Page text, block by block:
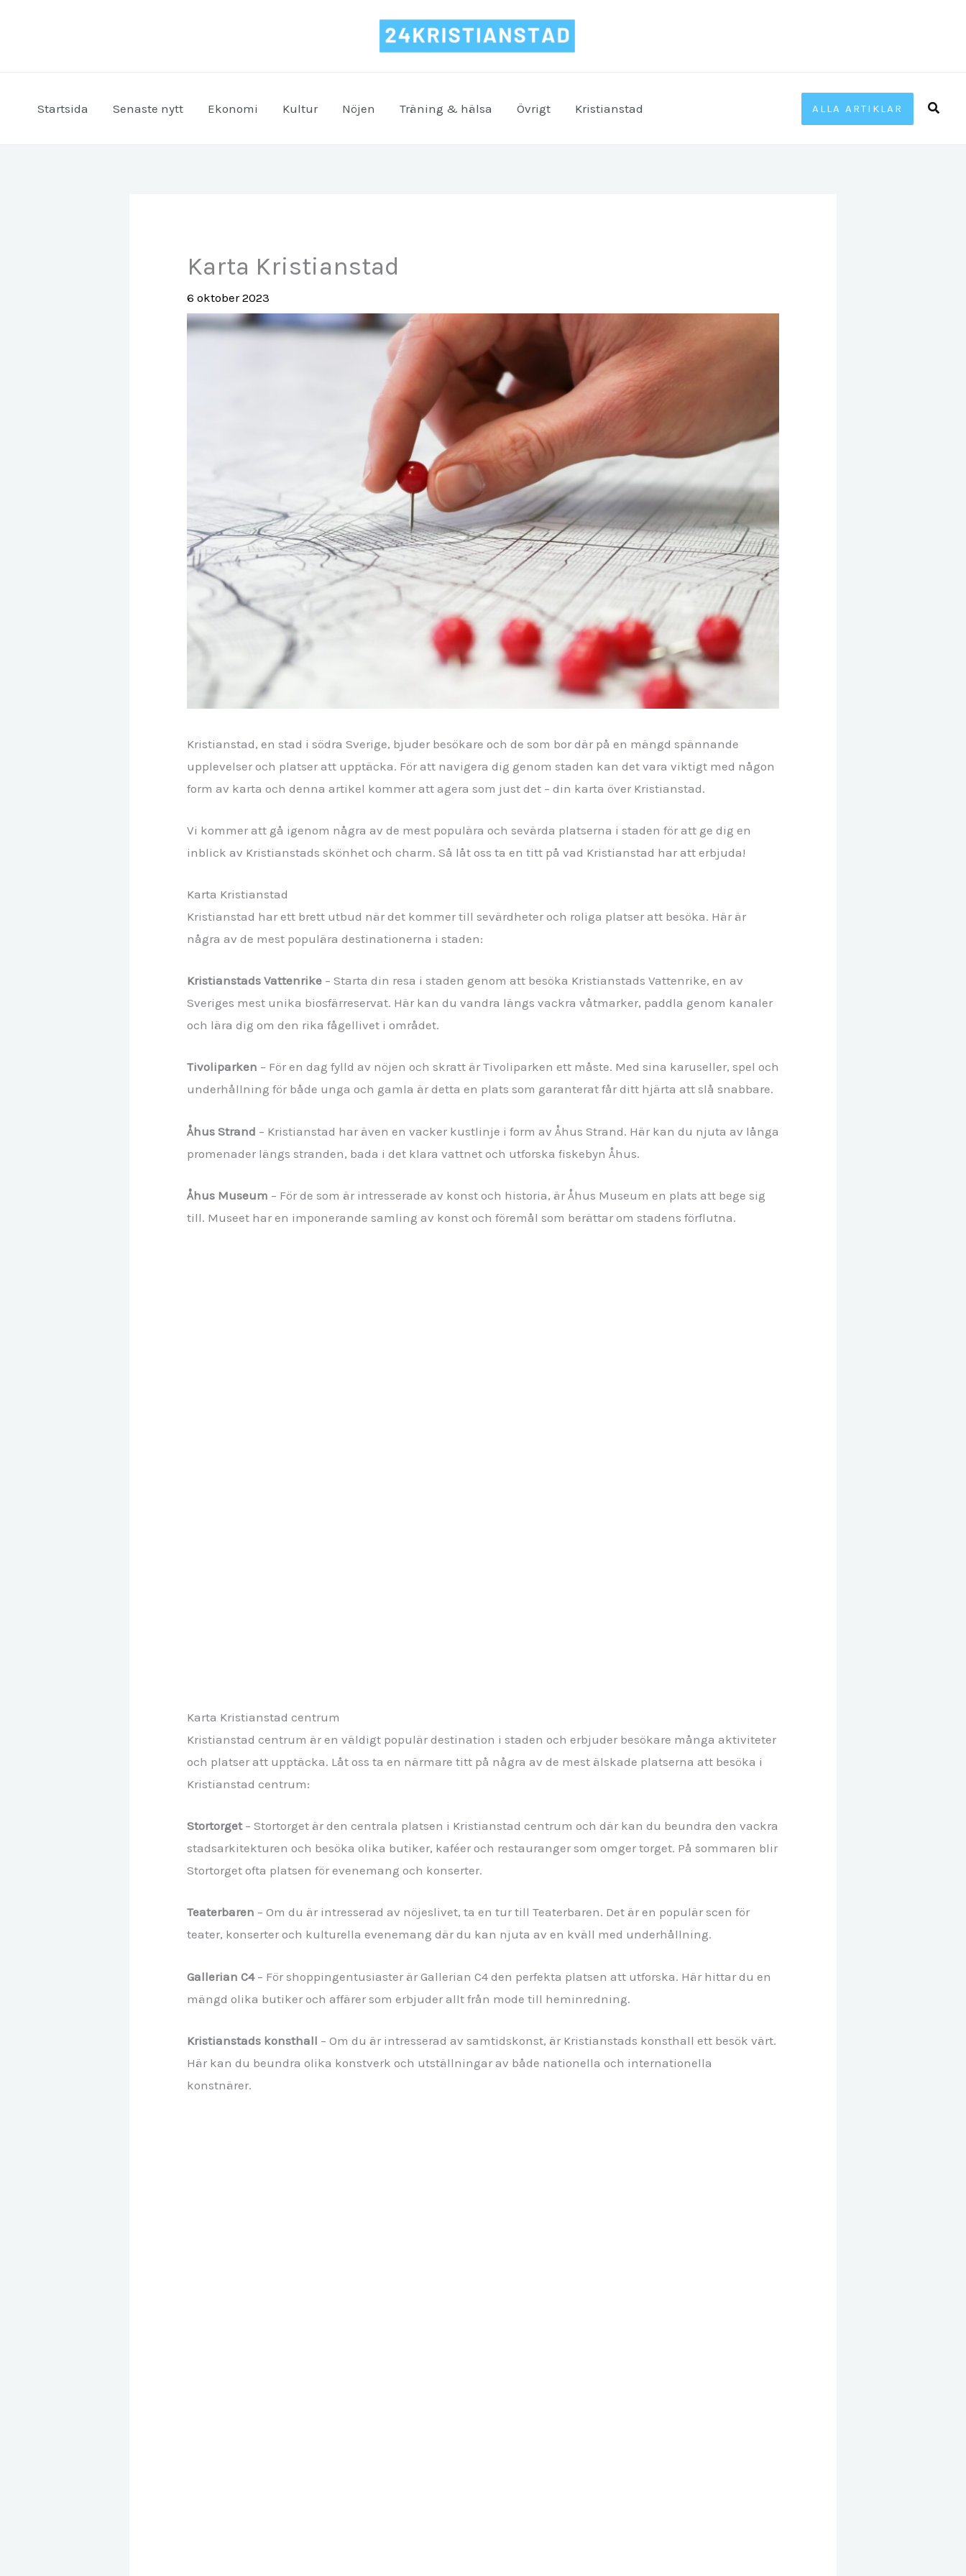
Startsida Senaste nytt Ekonomi Kultur Nöjen Träning & hälsa Övrigt Kristianstad ALLA ARTIKLAR Sök
Karta Kristianstad
6 oktober 2023
Kristianstad, en stad i södra Sverige, bjuder besökare och de som bor där på en mängd spännande
upplevelser och platser att upptäcka. För att navigera dig genom staden kan det vara viktigt med någon
form av karta och denna artikel kommer att agera som just det – din karta över Kristianstad.
Vi kommer att gå igenom några av de mest populära och sevärda platserna i staden för att ge dig en
inblick av Kristianstads skönhet och charm. Så låt oss ta en titt på vad Kristianstad har att erbjuda!
Karta Kristianstad
Kristianstad har ett brett utbud när det kommer till sevärdheter och roliga platser att besöka. Här är
några av de mest populära destinationerna i staden:
Kristianstads Vattenrike – Starta din resa i staden genom att besöka Kristianstads Vattenrike, en av
Sveriges mest unika biosfärreservat. Här kan du vandra längs vackra våtmarker, paddla genom kanaler
och lära dig om den rika fågellivet i området.
Tivoliparken – För en dag fylld av nöjen och skratt är Tivoliparken ett måste. Med sina karuseller, spel och
underhållning för både unga och gamla är detta en plats som garanterat får ditt hjärta att slå snabbare.
Åhus Strand – Kristianstad har även en vacker kustlinje i form av Åhus Strand. Här kan du njuta av långa
promenader längs stranden, bada i det klara vattnet och utforska fiskebyn Åhus.
Åhus Museum – För de som är intresserade av konst och historia, är Åhus Museum en plats att bege sig
till. Museet har en imponerande samling av konst och föremål som berättar om stadens förflutna.
Karta Kristianstad centrum
Kristianstad centrum är en väldigt populär destination i staden och erbjuder besökare många aktiviteter
och platser att upptäcka. Låt oss ta en närmare titt på några av de mest älskade platserna att besöka i
Kristianstad centrum:
Stortorget– Stortorget är den centrala platsen i Kristianstad centrum och där kan du beundra den vackra
stadsarkitekturen och besöka olika butiker, kaféer och restauranger som omger torget. På sommaren blir
Stortorget ofta platsen för evenemang och konserter.
Teaterbaren – Om du är intresserad av nöjeslivet, ta en tur till Teaterbaren. Det är en populär scen för
teater, konserter och kulturella evenemang där du kan njuta av en kväll med underhållning.
Gallerian C4– För shoppingentusiaster är Gallerian C4 den perfekta platsen att utforska. Här hittar du en
mängd olika butiker och affärer som erbjuder allt från mode till heminredning.
Kristianstads konsthall – Om du är intresserad av samtidskonst, är Kristianstads konsthall ett besök värt.
Här kan du beundra olika konstverk och utställningar av både nationella och internationella
konstnärer.